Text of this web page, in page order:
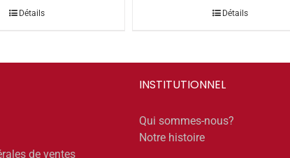
Détails Détails
de ventes
INSTITUTIONNEL
Qui sommes-nous?
Notre histoire